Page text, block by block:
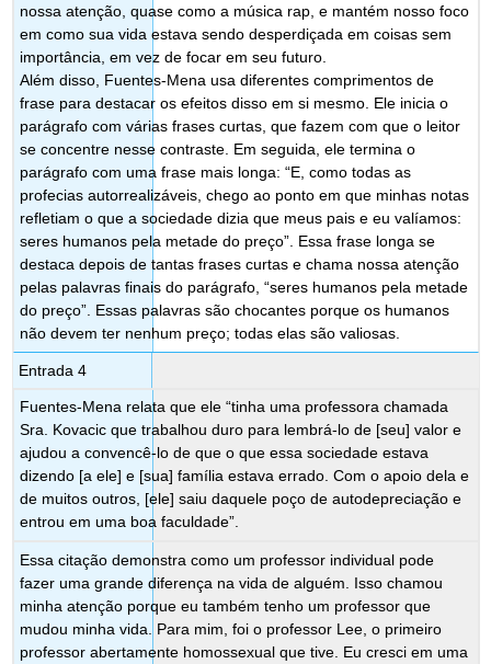
nossa atenção, quase como a música rap, e mantém nosso foco
em como sua vida estava sendo desperdiçada em coisas sem
importância, em vez de focar em seu futuro.
Além disso, Fuentes-Mena usa diferentes comprimentos de
frase para destacar os efeitos disso em si mesmo. Ele inicia o
parágrafo com várias frases curtas, que fazem com que o leitor
se concentre nesse contraste. Em seguida, ele termina o
parágrafo com uma frase mais longa: “E, como todas as
profecias autorrealizáveis, chego ao ponto em que minhas notas
refletiam o que a sociedade dizia que meus pais e eu valíamos:
seres humanos pela metade do preço”. Essa frase longa se
destaca depois de tantas frases curtas e chama nossa atenção
pelas palavras finais do parágrafo, “seres humanos pela metade
do preço”. Essas palavras são chocantes porque os humanos
não devem ter nenhum preço; todas elas são valiosas.
Entrada 4
Fuentes-Mena relata que ele “tinha uma professora chamada
Sra. Kovacic que trabalhou duro para lembrá-lo de [seu] valor e
ajudou a convencê-lo de que o que essa sociedade estava
dizendo [a ele] e [sua] família estava errado. Com o apoio dela e
de muitos outros, [ele] saiu daquele poço de autodepreciação e
entrou em uma boa faculdade”.
Essa citação demonstra como um professor individual pode
fazer uma grande diferença na vida de alguém. Isso chamou
minha atenção porque eu também tenho um professor que
mudou minha vida. Para mim, foi o professor Lee, o primeiro
professor abertamente homossexual que tive. Eu cresci em uma